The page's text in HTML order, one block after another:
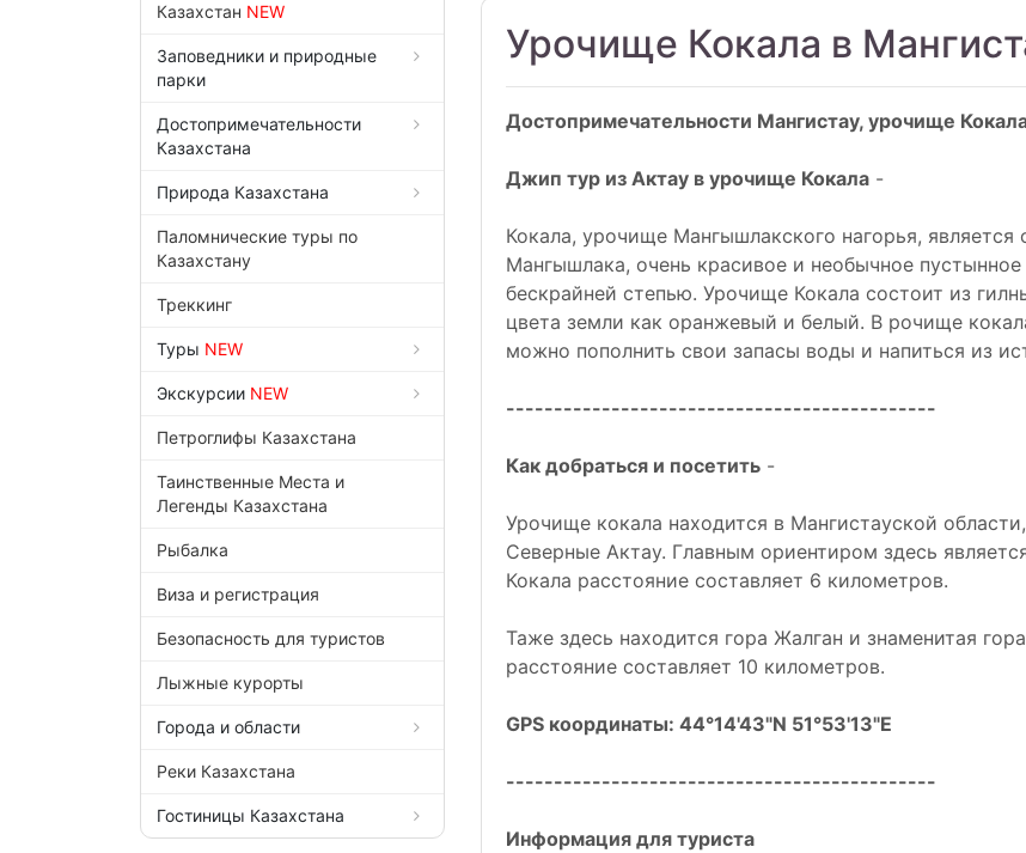
Казахстан NEW
Заповедники и природные
парки
Достопримечательности
Казахстана
Природа Казахстана
Паломнические туры по
Казахстану
Треккинг
Туры NEW
Экскурсии NEW
Петроглифы Казахстана
Таинственные Места и
Легенды Казахстана
Рыбалка
Виза и регистрация
Безопасность для туристов
Лыжные курорты
Города и области
Реки Казахстана
Гостиницы Казахстана
Урочище Кокала в
Достопримечательности Мангистау, урочище
Джип тур из Актау в урочище Кокала -
Кокала, урочище Мангышлакского нагорья,
Мангышлака, очень красивое и необычное
бескрайней степью. Урочище Кокала состоит из
цвета земли как оранжевый и белый. В рочище
можно пополнить свои запасы воды и напиться из
---------------------------------------------
Как добраться и посетить -
Урочище кокала находится в Мангистауской
Северные Актау. Главным ориентиром здесь
Кокала расстояние составляет 6 километров.
Таже здесь находится гора Жалган и знаменитая
расстояние составляет 10 километров.
GPS координаты: 44°14'43"N 51°53'13"E
---------------------------------------------
Информация для туриста